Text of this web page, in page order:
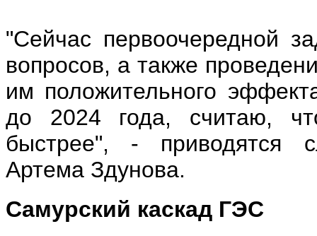
"Сейчас первоочередной
вопросов, а также
им положительного
до 2024 года, считаю,
быстрее", - приводятся
Артема Здунова.
Самурский каскад ГЭС